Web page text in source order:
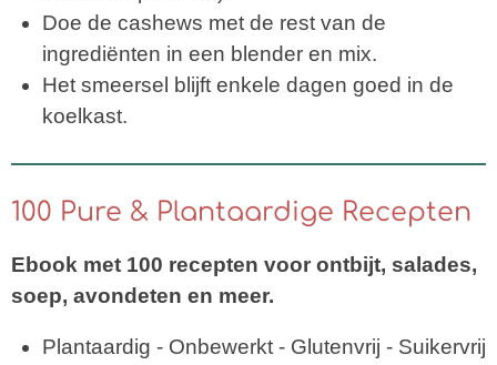
Doe de cashews met de rest van de
ingrediënten in een blender en mix.
Het smeersel blijft enkele dagen goed in de
koelkast.
100 Pure & Plantaardige Recepten
Ebook met 100 recepten voor ontbijt, salades,
soep, avondeten en meer.
Plantaardig - Onbewerkt - Glutenvrij - Suikervrij